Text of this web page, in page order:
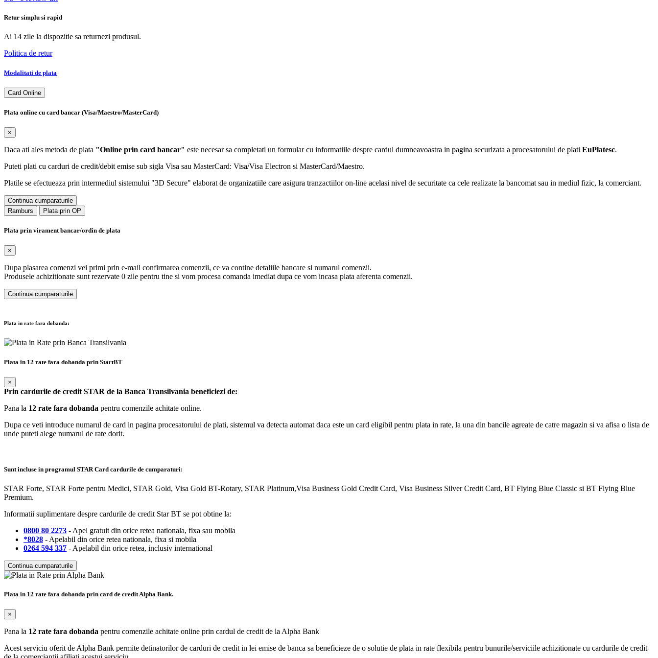
Retur simplu si rapid
Ai 14 zile la dispozitie sa returnezi produsul.
Politica de retur
Modalitati de plata
Card Online
Plata online cu card bancar (Visa/Maestro/MasterCard)
×
Daca ati ales metoda de plata "Online prin card bancar" este necesar sa completati un formular cu informatiile despre cardul dumneavoastra in pagina securizata a procesatorului de plati EuPlatesc.
Puteti plati cu carduri de credit/debit emise sub sigla Visa sau MasterCard: Visa/Visa Electron si MasterCard/Maestro.
Platile se efectueaza prin intermediul sistemului "3D Secure" elaborat de organizatiile care asigura tranzactiilor on-line acelasi nivel de securitate ca cele realizate la bancomat sau in mediul fizic, la comerciant.
Continua cumparaturile
Ramburs
Plata prin OP
Plata prin virament bancar/ordin de plata
×
Dupa plasarea comenzi vei primi prin e-mail confirmarea comenzii, ce va contine detaliile bancare si numarul comenzii.
Produsele achizitionate sunt rezervate 0 zile pentru tine si vom procesa comanda imediat dupa ce vom incasa plata aferenta comenzii.
Continua cumparaturile
Plata in rate fara dobanda:
Plata in 12 rate fara dobanda prin StartBT
×
Prin cardurile de credit STAR de la Banca Transilvania beneficiezi de:
Pana la 12 rate fara dobanda pentru comenzile achitate online.
Dupa ce veti introduce numarul de card in pagina procesatorului de plati, sistemul va detecta automat daca este un card eligibil pentru plata in rate, la una din bancile agreate de catre magazin si va afisa o lista de
unde puteti alege numarul de rate dorit.
Sunt incluse in programul STAR Card cardurile de cumparaturi:
STAR Forte, STAR Forte pentru Medici, STAR Gold, Visa Gold BT-Rotary, STAR Platinum,Visa Business Gold Credit Card, Visa Business Silver Credit Card, BT Flying Blue Classic si BT Flying Blue
Premium.
Informatii suplimentare despre cardurile de credit Star BT se pot obtine la:
0800 80 2273 - Apel gratuit din orice retea nationala, fixa sau mobila
*8028 - Apelabil din orice retea nationala, fixa si mobila
0264 594 337 - Apelabil din orice retea, inclusiv international
Continua cumparaturile
Plata in 12 rate fara dobanda prin card de credit Alpha Bank.
×
Pana la 12 rate fara dobanda pentru comenzile achitate online prin cardul de credit de la Alpha Bank
Acest serviciu oferit de Alpha Bank permite detinatorilor de carduri de credit in lei emise de banca sa beneficieze de o solutie de plata in rate flexibila pentru bunurile/serviciile achizitionate cu cardurile de credit